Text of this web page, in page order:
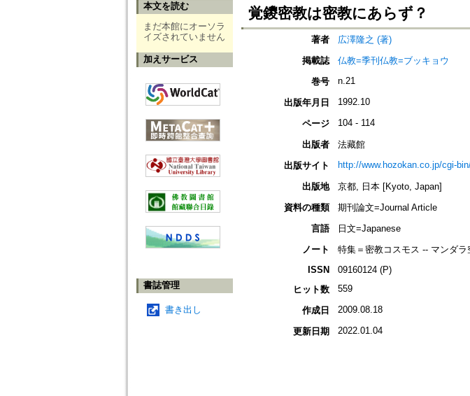
本文を読む
まだ本館にオーソラ
イズされていません
加えサービス
書誌管理
書き出し
覚鑁密教は密教にあらず？
著者
広澤隆之 (著)
掲載誌
仏教=季刊仏教=ブッキョウ
巻号
n.21
出版年月日 1992.10
ページ 104 - 114
出版者
法藏館
出版サイト
http://www.hozokan.co.jp/cgi-
出版地
京都, 日本 [Kyoto, Japan]
資料の種類
期刊論文=Journal Article
言語
日文=Japanese
ノート
特集＝密教コスモス -- マンダラ
ISSN
09160124 (P)
ヒット数
559
作成日 2009.08.18
更新日期 2022.01.04